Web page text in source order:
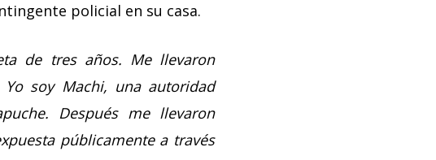
policial en su casa.
de tres años. Me llevaron
soy Machi, una autoridad
Después me llevaron
públicamente a través